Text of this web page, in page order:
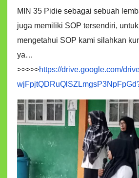
MIN 35 Pidie sebagai sebuah
juga memiliki SOP tersendiri,
mengetahui SOP kami silahkan
ya…
>>>>>https://drive.google.com/